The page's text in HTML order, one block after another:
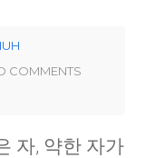
COMMENTS
자, 약한 자가